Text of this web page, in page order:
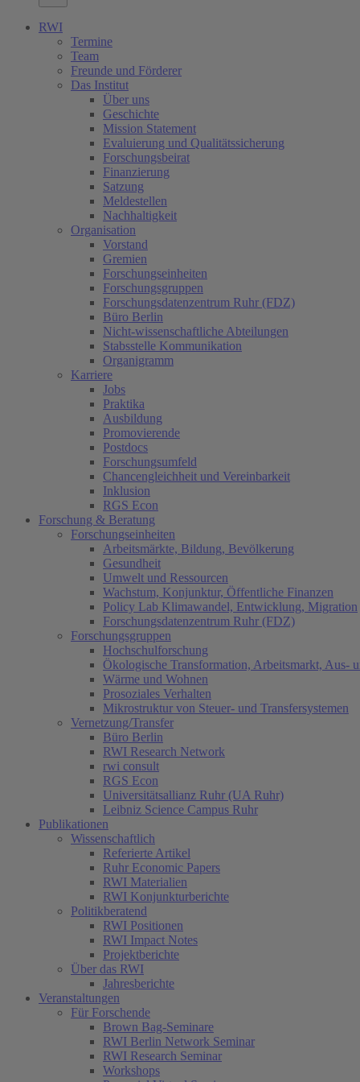
RWI
Termine
Team
Freunde und Förderer
Das Institut
Über uns
Geschichte
Mission Statement
Evaluierung und Qualitätssicherung
Forschungsbeirat
Finanzierung
Satzung
Meldestellen
Nachhaltigkeit
Organisation
Vorstand
Gremien
Forschungseinheiten
Forschungsgruppen
Forschungsdatenzentrum Ruhr (FDZ)
Büro Berlin
Nicht-wissenschaftliche Abteilungen
Stabsstelle Kommunikation
Organigramm
Karriere
Jobs
Praktika
Ausbildung
Promovierende
Postdocs
Forschungsumfeld
Chancengleichheit und Vereinbarkeit
Inklusion
RGS Econ
Forschung & Beratung
Forschungseinheiten
Arbeitsmärkte, Bildung, Bevölkerung
Gesundheit
Umwelt und Ressourcen
Wachstum, Konjunktur, Öffentliche Finanzen
Policy Lab Klimawandel, Entwicklung, Migration
Forschungsdatenzentrum Ruhr (FDZ)
Forschungsgruppen
Hochschulforschung
Ökologische Transformation, Arbeitsmarkt, Aus-
Wärme und Wohnen
Prosoziales Verhalten
Mikrostruktur von Steuer- und Transfersystemen
Vernetzung/Transfer
Büro Berlin
RWI Research Network
rwi consult
RGS Econ
Universitätsallianz Ruhr (UA Ruhr)
Leibniz Science Campus Ruhr
Publikationen
Wissenschaftlich
Referierte Artikel
Ruhr Economic Papers
RWI Materialien
RWI Konjunkturberichte
Politikberatend
RWI Positionen
RWI Impact Notes
Projektberichte(current)
Über das RWI
Jahresberichte
Veranstaltungen
Für Forschende
Brown Bag-Seminare
RWI Berlin Network Seminar
RWI Research Seminar
Workshops